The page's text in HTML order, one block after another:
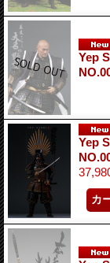
Yep
Yep